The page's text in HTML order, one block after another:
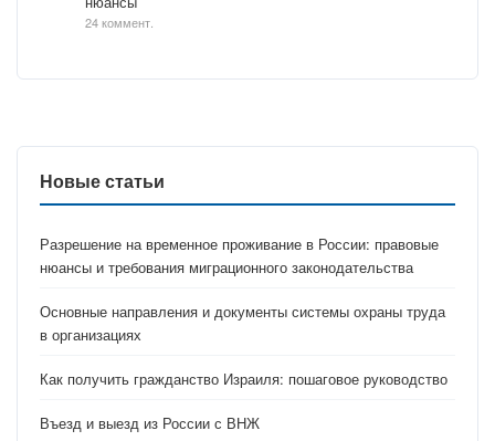
24 коммент.
Новые статьи
Разрешение на временное проживание в России: правовые
нюансы и требования миграционного законодательства
Основные направления и документы системы охраны труда
в организациях
Как получить гражданство Израиля: пошаговое руководство
Въезд и выезд из России с ВНЖ